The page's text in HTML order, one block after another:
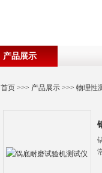
产品展示
首页 >>> 产品展示 >>>物理性